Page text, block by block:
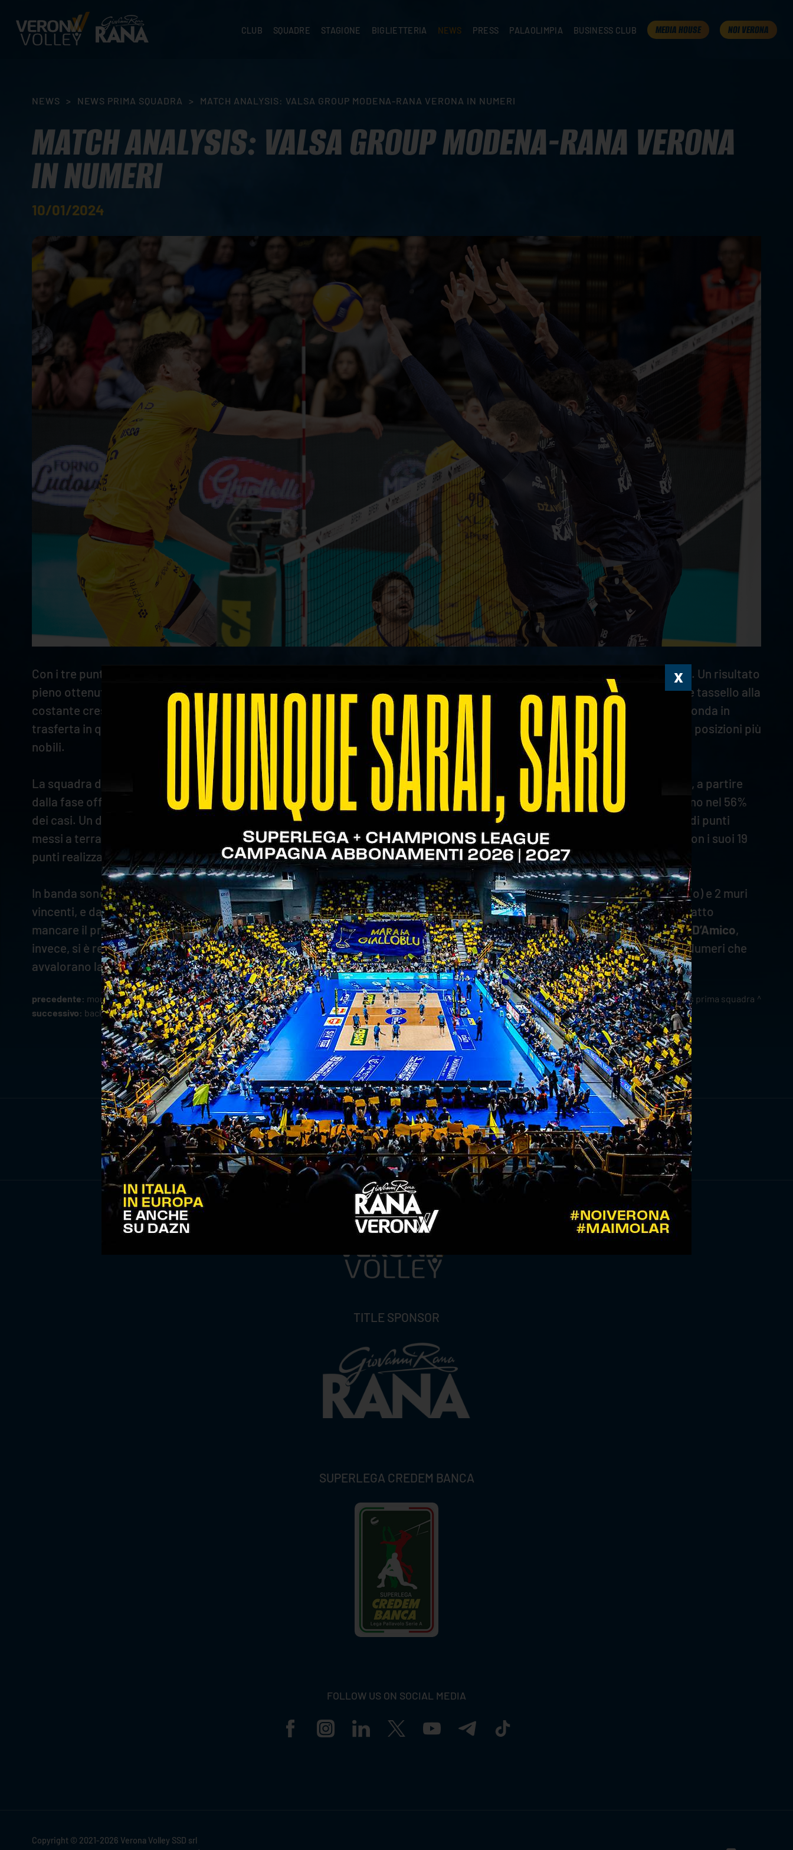
CLUB
CONTATTACI
SQUADRE
SETTORE GIOVANILE
STAGIONE
CAMP
BIGLIETTERIA NEWS PRESS PALAOLIMPIA
KIDS ROOM
BUSINESS CLUB MEDIA HOUSE NOI VERONA
NEWS > NEWS PRIMA SQUADRA > MATCH ANALYSIS: VALSA GROUP MODENA-RANA VERONA IN NUMERI
MATCH ANALYSIS: VALSA GROUP MODENA-RANA VERONA
IN NUMERI
10/01/2024
Con i tre punti conquistati al PalaPanini, ha certificato il momento positivo che sta attraversando in SuperLega . Un risultato
pieno ottenuto in uno scontro diretto che ha permesso di staccare la stessa Modena in classifica e di aggiungere un ulteriore tassello alla
costante crescita di queste ultime settimane di campionato. In terra emiliana è arrivata la quinta vittoria consecutiva, la seconda in
trasferta in questa serie dopo quella raccolta a fine anno sul campo di Civitanova, altro avversario di caratura in corsa per le posizioni più
nobili.
La squadra di Coach Stoytchev ha mantenuto un rendimento continuo durante l’arco dell’intero match in tutti i fondamentali, a partire
dalla fase offensiva. L’attacco, infatti, ha prodotto il 60% di positività, mentre in contrattacco gli scaligeri sono andati a segno nel 56%
dei casi. Un dato significativo si è registrato anche nella fase di cambio-palla diretto dopo una ricezione positiva, con il 78% di punti
messi a terra in questa situazione di gioco. A prendersi la palma di best scorer della sfida è statoAmin
Esmaeilnezhad, che con i suoi 19
punti realizzati e il 64% in attacco si è guadagnato anche il premio di MVP.
In banda sono arrivati contributi importanti daDzavoronok, capace di firmare 2 ace (la specialità della casa in questo periodo) e 2 muri
vincenti, e da capitanMozic, che ha condito la propria prova con 3 monster block. Al centro pure Zingel eMoscanon hanno fatto
mancare il proprio, mentre Spirito ha distribuito al meglio, incidendo anche dai nove metri. Buona anche la fase di ricezione.D’Amico,
invece, si è reso protagonista di alcune difese prodigiose che hanno permesso la rigiocata in diversi frangenti della partita. Numeri che
avvalorano la prestazione corale che Rana Verona ha sfoderato contro gli emiliani.
precedente: monza - rana verona si gioca mercoledì 24 gennaio alle 20.30
successivo: back to work: verso il terzo derby dell'adige della stagione
news prima squadra
ISCRIVITI ALLANEWSLETTER ISCRIVITI ORA
TITLE SPONSOR
SUPERLEGA CREDEM BANCA
FOLLOW US ON SOCIAL MEDIA
Copyright © 2021-2026 Verona Volley SSD srl